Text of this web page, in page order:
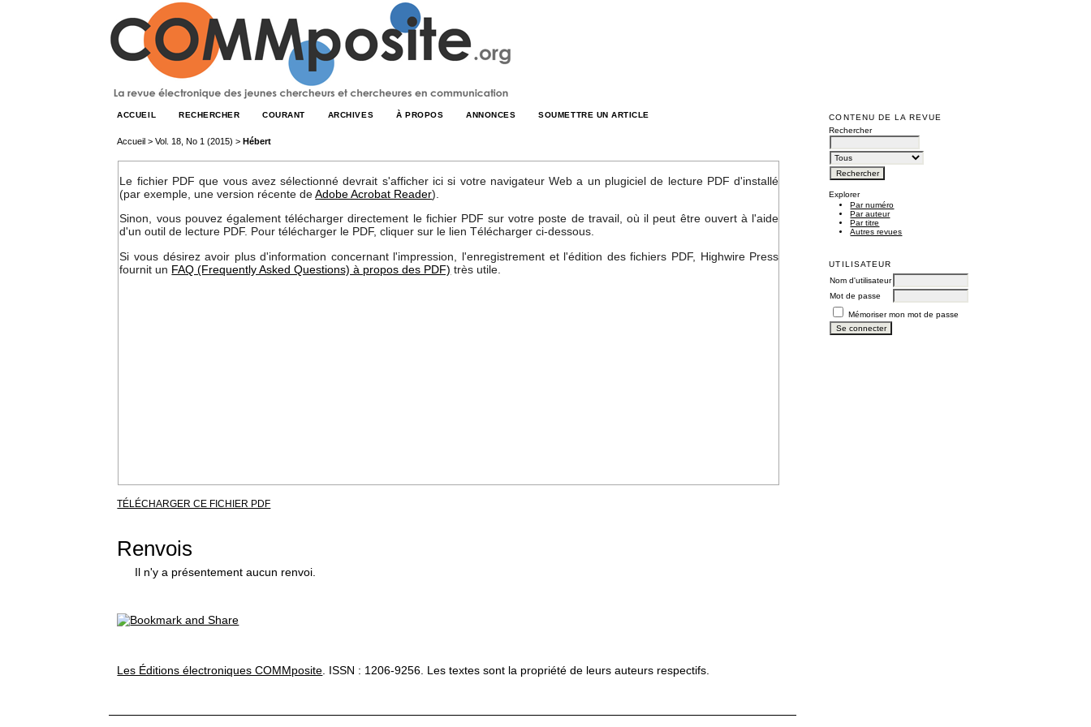
CONTENU DE LA REVUE
Rechercher
Explorer
Par numéro
Par auteur
Par titre
Autres revues
UTILISATEUR
Nom d'utilisateur
Mot de passe
Mémoriser mon mot de passe
ACCUEIL RECHERCHER COURANT ARCHIVES À PROPOS ANNONCES SOUMETTRE UN ARTICLE
Accueil >Vol. 18, No 1 (2015) >Hébert
Le fichier PDF que vous avez sélectionné devrait s'afficher ici si votre navigateur Web a un plugiciel de lecture PDF d'installé
(par exemple, une version récente deAdobe Acrobat Reader).
Sinon, vous pouvez également télécharger directement le fichier PDF sur votre poste de travail, où il peut être ouvert à l'aide
d'un outil de lecture PDF. Pour télécharger le PDF, cliquer sur le lien Télécharger ci-dessous.
Si vous désirez avoir plus d'information concernant l'impression, l'enregistrement et l'édition des fichiers PDF, Highwire Press
fournit un FAQ (Frequently Asked Questions) à propos des PDF) très utile.
TÉLÉCHARGER CE FICHIER PDF
Renvois
Il n'y a présentement aucun renvoi.
Les Éditions électroniques COMMposite. ISSN : 1206-9256. Les textes sont la propriété de leurs auteurs respectifs.